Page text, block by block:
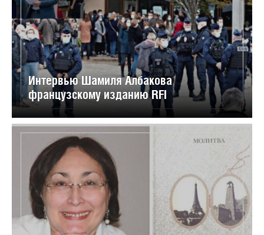
Интервью Шамиля Албакова
французскому изданию RFI